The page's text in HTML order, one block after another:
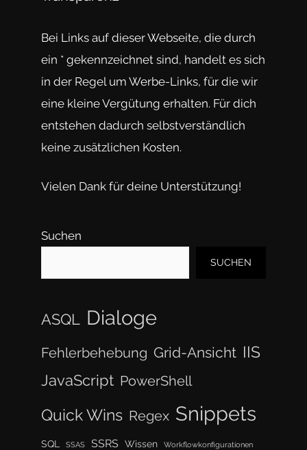
Bei Links auf dieser Webseite, die durch
ein * gekennzeichnet sind, handelt es sich
in der Regel um Werbe-Links, für die wir
eine kleine Vergütung erhalten. Für dich
entstehen dadurch selbstverständlich
keine zusätzlichen Kosten.
Vielen Dank für deine Unterstützung!
Suchen
SUCHEN
ASQL Dialoge
Fehlerbehebung Grid-Ansicht IIS
JavaScript PowerShell
Quick Wins Regex Snippets
SQL SSAS SSRS Wissen Workflowkonfigurationen